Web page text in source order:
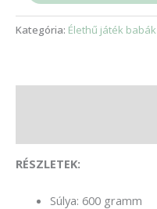
Kategória: Élethű játék babák
RÉSZLETEK:
Súlya: 600 gramm